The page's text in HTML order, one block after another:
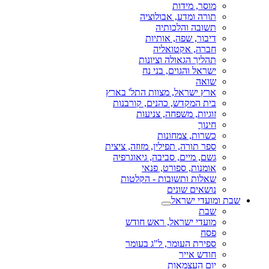
מוסר, מידות
תורה ומדע, אבולוציה
תשובה והלכותיה
דיבור, שפה, אותיות
חברה, אקטואליה
תהליך הגאולה וציונות
ישראל והגוים, בני נח
שואה
ארץ ישראל, מצוות התל' בארץ
בית המקדש, כהנים, קורבנות
זוגיות, משפחה, צניעות
חינוך
כשרות, צמחונות
ספר תורה, תפילין, מזוזה, ציצית
גשם, מיים, סביבה, גיאוגרפיה
אומנות, ספורט, פנאי
שאלות ותשובות - הקלטות
נושאים שונים
שבת ומועדי ישראל
שבת
מועדי ישראל, ראש חודש
פסח
ספירת העומר, ל"ג בעומר
חודש אייר
יום העצמאות